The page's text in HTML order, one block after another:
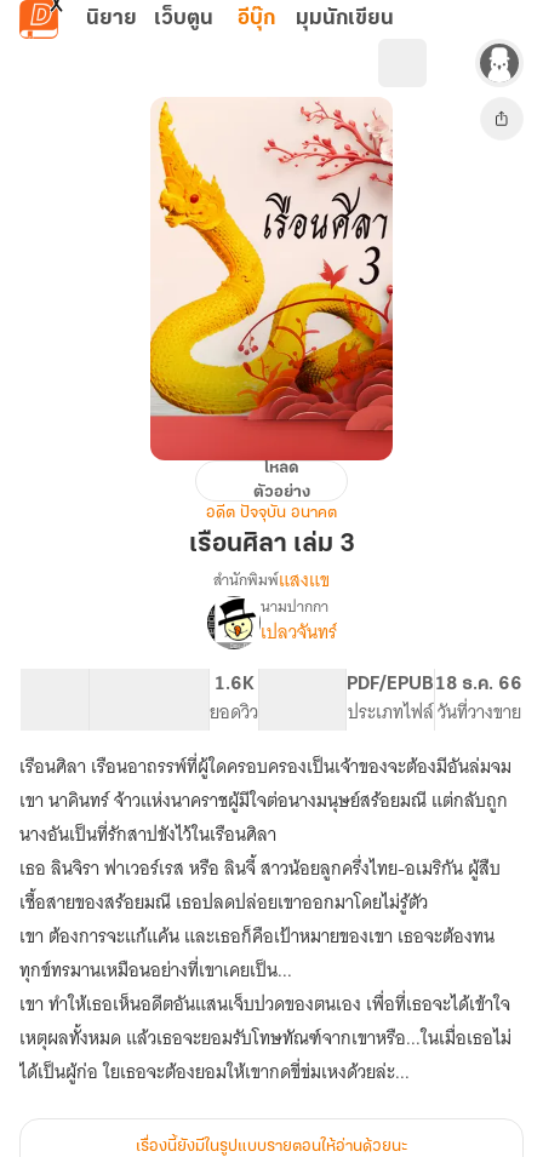
ข้ามไปยังเนื้อหาหลัก
นิยาย เว็บตูน อีบุ๊ก มุมนักเขียน
โหลด
ตัวอย่าง
อดีต ปัจจุบัน อนาคต
เรือนศิลา เล่ม 3
เรื่อง
เฮือน
สำนักพิมพ์แสงแข
นามปากกา
เปลวจันทร์
1.6K
ยอดวิว
PDF/EPUB
ประเภทไฟล์
18 ธ.ค. 66
วันที่วางขาย
เรือนศิลา เรือนอาถรรพ์ที่ผู้ใดครอบครองเป็นเจ้าของจะต้องมีอันล่มจม
เขา นาคินทร์ จ้าวแห่งนาคราชผู้มีใจต่อนางมนุษย์สร้อยมณี แต่กลับถูก
นางอันเป็นที่รักสาปขังไว้ในเรือนศิลา
เธอ ลินจิรา ฟาเวอร์เรส หรือ ลินจี้ สาวน้อยลูกครึ่งไทย-อเมริกัน ผู้สืบ
เชื้อสายของสร้อยมณี เธอปลดปล่อยเขาออกมาโดยไม่รู้ตัว
เขา ต้องการจะแก้แค้น และเธอก็คือเป้าหมายของเขา เธอจะต้องทน
ทุกข์ทรมานเหมือนอย่างที่เขาเคยเป็น...
เขา ทำให้เธอเห็นอดีตอันแสนเจ็บปวดของตนเอง เพื่อที่เธอจะได้เข้าใจ
เหตุผลทั้งหมด แล้วเธอจะยอมรับโทษทัณฑ์จากเขาหรือ...ในเมื่อเธอไม่
ได้เป็นผู้ก่อ ใยเธอจะต้องยอมให้เขากดขี่ข่มเหงด้วยล่ะ...
เรื่องนี้ยังมีในรูปแบบรายตอนให้อ่านด้วยนะ